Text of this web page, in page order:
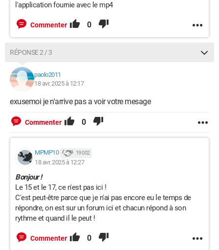
l'application fournie avec le mp4
Commenter 0
RÉPONSE 2 / 3
paolo2011
18 avr. 2025 à 12:17
exusemoi je n'arrive pas a voir votre mesage
Commenter 0
MPMP10 19 002
18 avr. 2025 à 12:27
Bonjour !
Le 15 et le 17, ce n'est pas ici !
C'est peut-être parce que je n'ai pas encore eu le temps de
répondre, on est sur un forum ici et chacun répond à son
rythme et quand il le peut !
Commenter 0